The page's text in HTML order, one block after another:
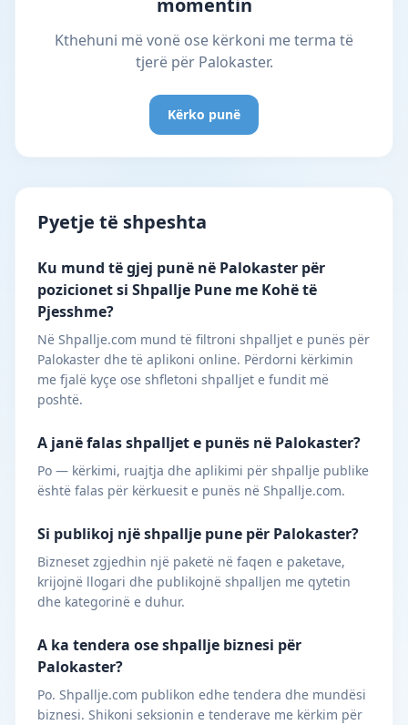
momentin
Kthehuni më vonë ose kërkoni me terma të
tjerë për Palokaster.
Kërko punë
Pyetje të shpeshta
Ku mund të gjej punë në Palokaster për
pozicionet si Shpallje Pune me Kohë të
Pjesshme?
Në Shpallje.com mund të filtroni shpalljet e punës për
Palokaster dhe të aplikoni online. Përdorni kërkimin
me fjalë kyçe ose shfletoni shpalljet e fundit më
poshtë.
A janë falas shpalljet e punës në Palokaster?
Po — kërkimi, ruajtja dhe aplikimi për shpallje publike
është falas për kërkuesit e punës në Shpallje.com.
Si publikoj një shpallje pune për Palokaster?
Bizneset zgjedhin një paketë në faqen e paketave,
krijojnë llogari dhe publikojnë shpalljen me qytetin
dhe kategorinë e duhur.
A ka tendera ose shpallje biznesi për
Palokaster?
Po. Shpallje.com publikon edhe tendera dhe mundësi
biznesi. Shikoni seksionin e tenderave me kërkim për